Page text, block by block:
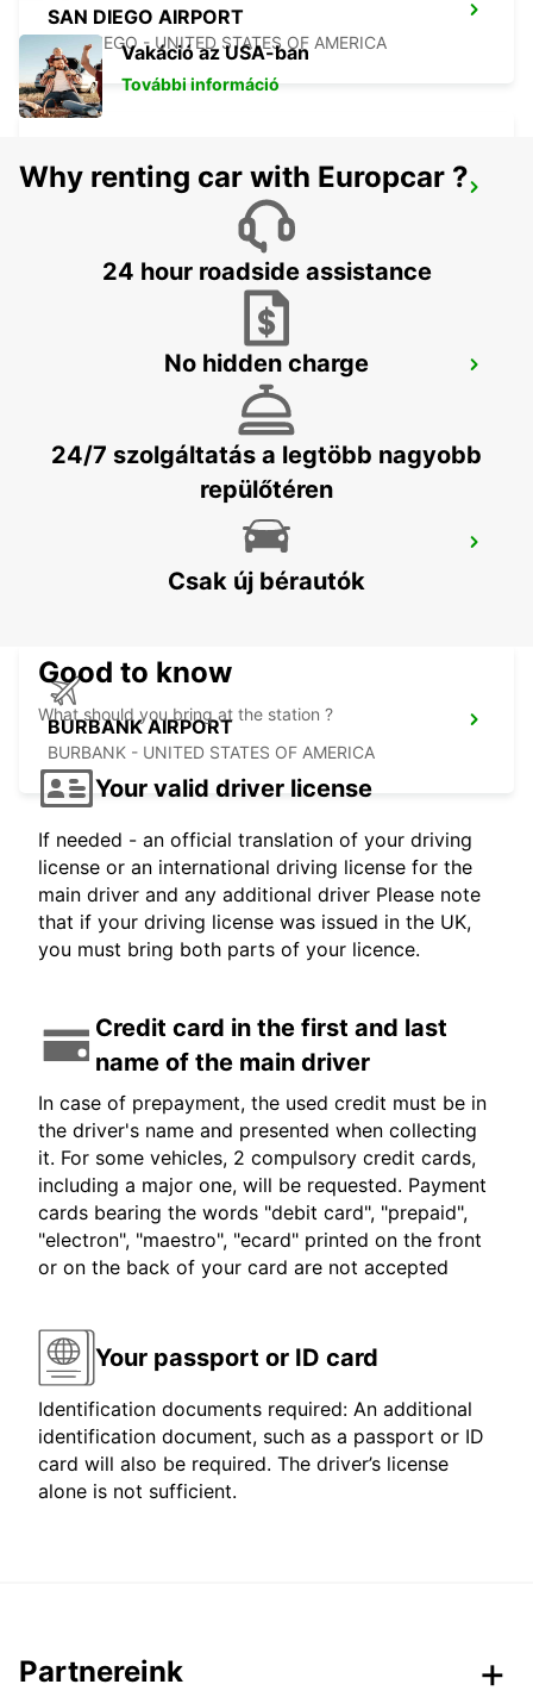
SAN DIEGO AIRPORT
SAN DIEGO - UNITED STATES OF AMERICA
HERMOSILLO AIRPORT
ONTARIO AIRPORT
ONTARIO - UNITED STATES OF AMERICA
CIUDAD JUAREZ AIRPORT
CIUDAD JUAREZ - MEXICO
BURBANK AIRPORT
BURBANK - UNITED STATES OF AMERICA
Vakáció az USA-ban
További információ
Why renting car with Europcar ?
24 hour roadside assistance
No hidden charge
24/7 szolgáltatás a legtöbb nagyobb
repülőtéren
Csak új bérautók
Good to know
What should you bring at the station ?
Your valid driver license
If needed - an official translation of your driving
license or an international driving license for the
main driver and any additional driver Please note
that if your driving license was issued in the UK,
you must bring both parts of your licence.
Credit card in the first and last
name of the main driver
In case of prepayment, the used credit must be in
the driver's name and presented when collecting
it. For some vehicles, 2 compulsory credit cards,
including a major one, will be requested. Payment
cards bearing the words "debit card", "prepaid",
"electron", "maestro", "ecard" printed on the front
or on the back of your card are not accepted
Your passport or ID card
Identification documents required: An additional
identification document, such as a passport or ID
card will also be required. The driver’s license
alone is not sufficient.
Partnereink